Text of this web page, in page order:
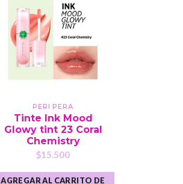
PERI PERA
Tinte Ink Mood
Glowy tint 23 Coral
Chemistry
$15.500
AGREGAR AL CARRITO DE